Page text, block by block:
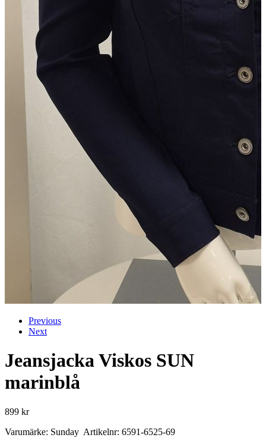
Previous
Next
Jeansjacka Viskos SUN
marinblå
899 kr
Varumärke: Sunday Artikelnr: 6591-6525-69